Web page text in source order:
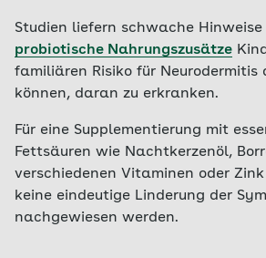
Studien liefern schwache
probiotische Nahrungszusätze
familiären Risiko für Neurodermitis
können, daran zu erkranken.
Für eine Supplementierung mit
Fettsäuren wie Nachtkerzenöl,
verschiedenen Vitaminen oder
keine eindeutige Linderung der
nachgewiesen werden.